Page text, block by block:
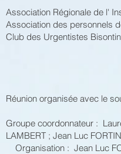
Association Régionale de l'
Association des
Club des Urgentistes
Réunion organisée avec le
Groupe coordonnateur :
LAMBERT ; Jean Luc
Organisation : Jean Luc